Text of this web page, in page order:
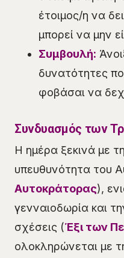
έτοιμος/η να
μπορεί να μην
Συμβουλή:
δυνατότητες
φοβάσαι να
Συνδυασμός των
Η ημέρα ξεκινά με
υπευθυνότητα του
Αυτοκράτορας),
γενναιοδωρία και
σχέσεις (Έξι των
ολοκληρώνεται με